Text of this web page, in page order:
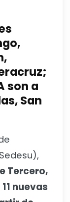
son a
San
Tercero,
nuevas